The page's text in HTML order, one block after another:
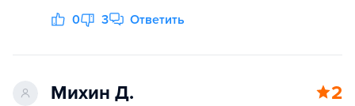
0 3 Ответить
Михин Д. 2